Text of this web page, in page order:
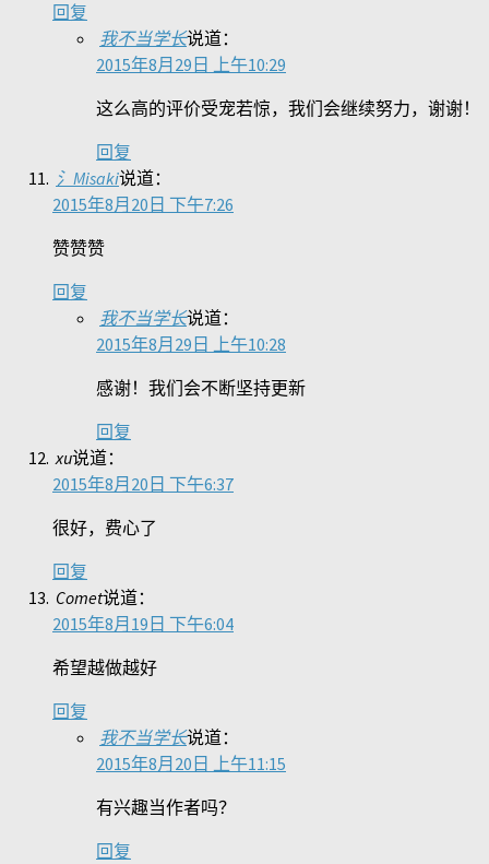
回复
我不当学长说道：
2015年8月29日 上午10:29
这么高的评价受宠若惊，我们会继续努力，谢谢！
回复
氵Misaki说道：
2015年8月20日 下午7:26
赞赞赞
回复
我不当学长说道：
2015年8月29日 上午10:28
感谢！我们会不断坚持更新
回复
xu说道：
2015年8月20日 下午6:37
很好，费心了
回复
Comet说道：
2015年8月19日 下午6:04
希望越做越好
回复
我不当学长说道：
2015年8月20日 上午11:15
有兴趣当作者吗？
回复